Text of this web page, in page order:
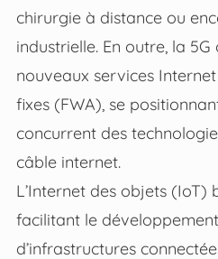
chirurgie à distance ou
industrielle. En outre, la
nouveaux services
fixes (FWA), se
concurrent des
câble internet.
L’Internet des objets (IoT)
facilitant le
d’infrastructures